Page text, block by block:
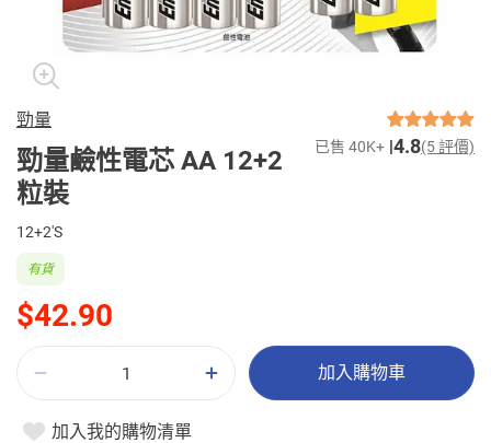
勁量
勁量鹼性電芯 AA 12+2
粒裝
已售 40K+ 4.8(5 評價)
12+2'S
$42.90
有貨
加入購物車
加入我的購物清單